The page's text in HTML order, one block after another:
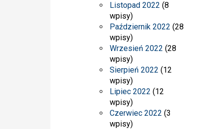
Listopad 2022 (8
wpisy)
Październik 2022 (28
wpisy)
Wrzesień 2022 (28
wpisy)
Sierpień 2022 (12
wpisy)
Lipiec 2022 (12
wpisy)
Czerwiec 2022 (3
wpisy)